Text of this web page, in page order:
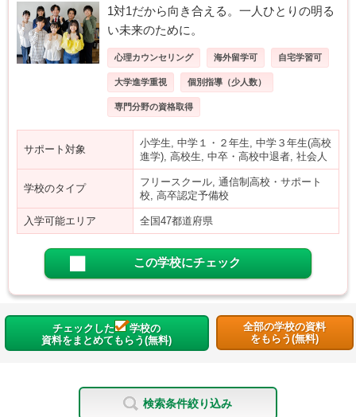
1対1だから向き合える。一人ひとりの明る
い未来のために。
心理カウンセリング 海外留学可 自宅学習可
大学進学重視 個別指導（少人数）
専門分野の資格取得
サポート対象
小学生, 中学１・２年生, 中学３年生(高校
進学), 高校生, 中卒・高校中退者, 社会人
学校のタイプ
フリースクール, 通信制高校・サポート
校, 高卒認定予備校
入学可能エリア 全国47都道府県
この学校にチェック
チェックした
学校の
資料をまとめてもらう(無料)
全部の学校の資料
をもらう(無料)
検索条件絞り込み